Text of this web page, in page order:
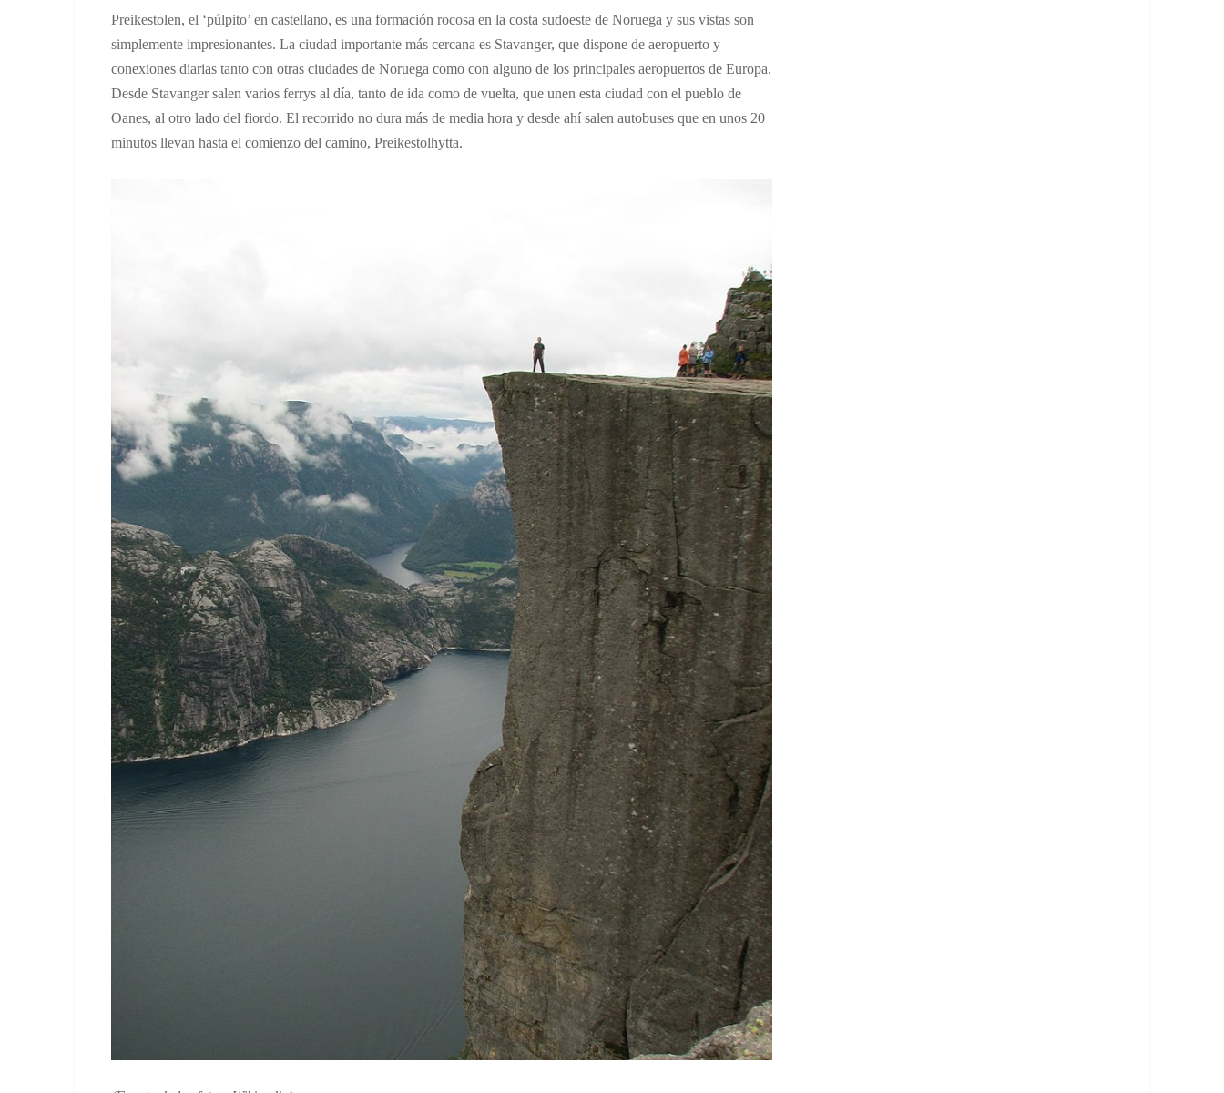
Preikestolen, el ‘púlpito’ en castellano, es una formación rocosa en la costa sudoeste de Noruega y sus vistas son
simplemente impresionantes. La ciudad importante más cercana es Stavanger, que dispone de aeropuerto y
conexiones diarias tanto con otras ciudades de Noruega como con alguno de los principales aeropuertos de Europa.
Desde Stavanger salen varios ferrys al día, tanto de ida como de vuelta, que unen esta ciudad con el pueblo de
Oanes, al otro lado del fiordo. El recorrido no dura más de media hora y desde ahí salen autobuses que en unos 20
minutos llevan hasta el comienzo del camino, Preikestolhytta.